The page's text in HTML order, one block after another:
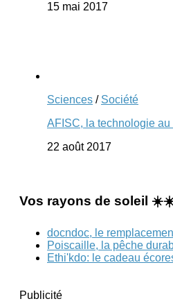
15 mai 2017
Sciences / Société
AFISC, la technologie au
22 août 2017
Vos rayons de soleil
docndoc, le
Poiscaille, la pêche
Ethi'kdo: le cadeau
Publicité